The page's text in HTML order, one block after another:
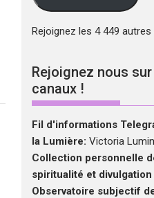
Rejoignez les 4 449
Rejoignez nous
canaux !
Fil d'informations
la Lumière: Victoria
Collection personnelle
spiritualité et divulgation
Observatoire subjectif